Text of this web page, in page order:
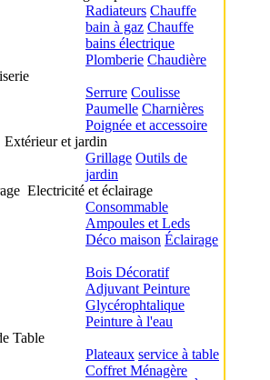
Radiateurs Chauffe
bain à gaz Chauffe
bains électrique
Plomberie Chaudière
Serrure Coulisse
Paumelle Charnières
Poignée et accessoire
Extérieur et jardin
Grillage Outils de
jardin
Electricité et éclairage
Consommable
Ampoules et Leds
Déco maison Éclairage
Bois Décoratif
Adjuvant Peinture
Glycérophtalique
Peinture à l'eau
Table
Plateaux service à table
Coffret Ménagère